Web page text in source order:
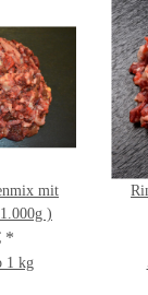
mit
)
*
1 kg